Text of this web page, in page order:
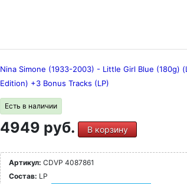
Nina Simone (1933-2003) - Little Girl Blue (180g)
Edition) +3 Bonus Tracks (LP)
Есть в наличии
4949 руб. В корзину
Артикул: CDVP 4087861
Состав: LP